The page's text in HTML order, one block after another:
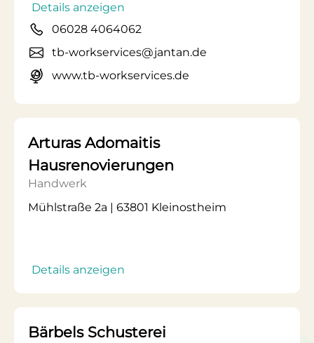
Details anzeigen
06028 4064062
tb-workservices@jantan.de
www.tb-workservices.de
Arturas Adomaitis
Hausrenovierungen
Handwerk
Mühlstraße 2a | 63801 Kleinostheim
Details anzeigen
Bärbels Schusterei